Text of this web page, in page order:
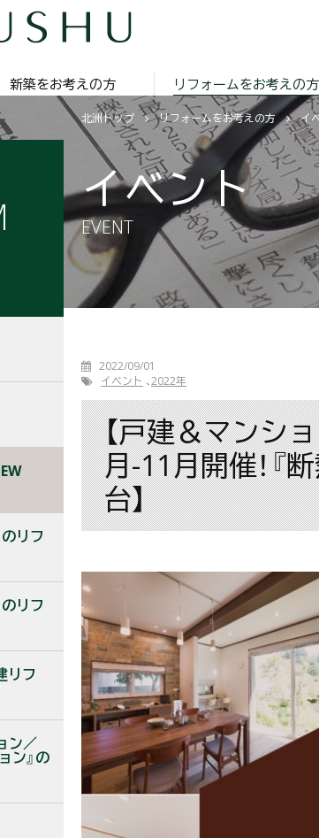
新築をお考えの方 リフォームをお考えの方
北洲トップ リフォームをお考えの方 イ
イベント
EVENT
2022/09/01
イベント
2022年
【戸建＆マンシ
月-11月開催！『
台】
のリフ
のリフ
リフ
ン／
ン』の